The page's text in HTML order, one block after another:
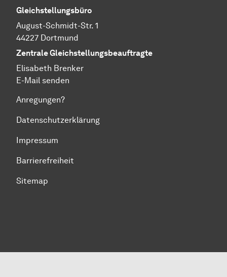
Gleichstellungsbüro
August-Schmidt-Str. 1
44227 Dortmund
Zentrale Gleichstellungsbeauftragte
Elisabeth Brenker
E-Mail senden
Anregungen?
Datenschutzerklärung
Impressum
Barrierefreiheit
Sitemap